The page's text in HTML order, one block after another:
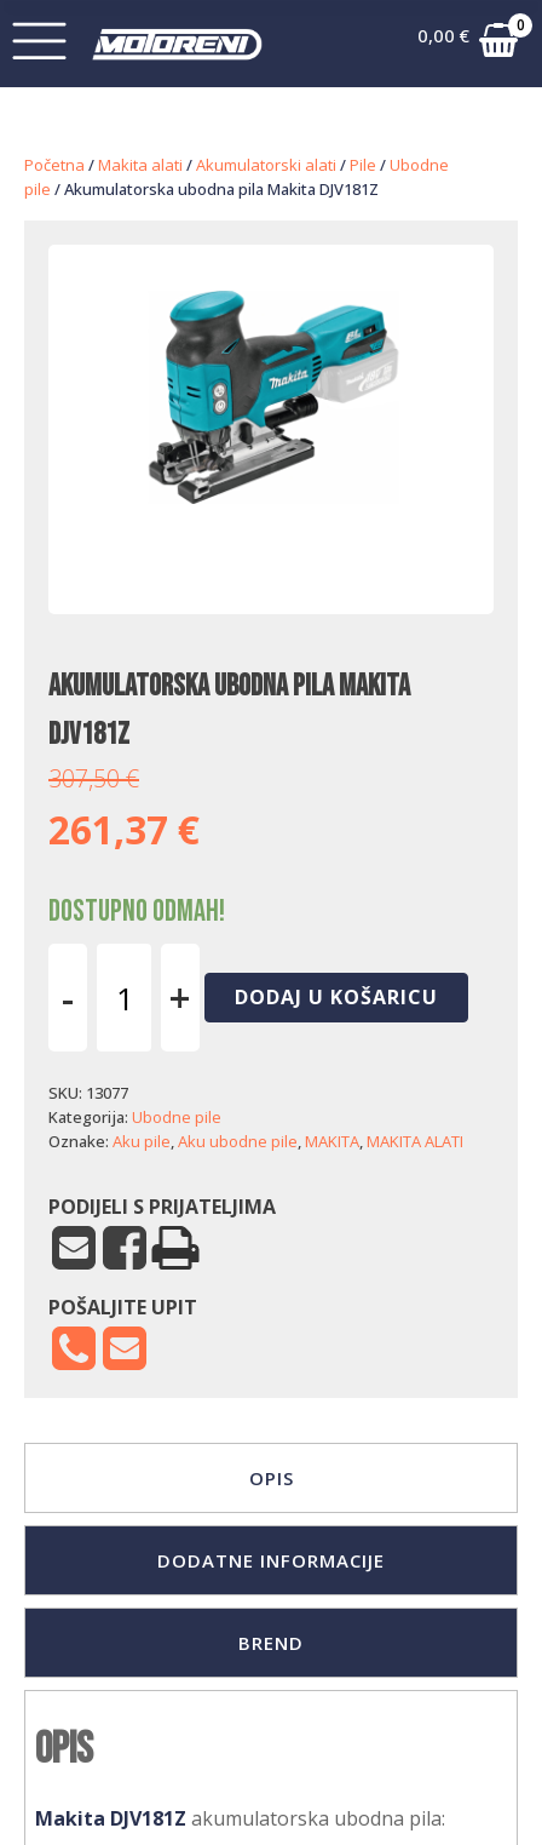
0,00 € 0
Početna /Makita alati /Akumulatorski alati /Pile /Ubodne
pile / Akumulatorska ubodna pila Makita DJV181Z
Akumulatorska ubodna pila Makita
DJV181Z
307,50€
261,37 €
Dostupno odmah!
-
Makita
DJV181Z
količina
+ DODAJ U KOŠARICU
SKU: 13077
Kategorija: Ubodne pile
Oznake: Aku pile,Aku ubodne pile,MAKITA,MAKITA ALATI
PODIJELI S PRIJATELJIMA
POŠALJITE UPIT
OPIS
DODATNE INFORMACIJE
BREND
Opis
Makita DJV181Z akumulatorska ubodna pila: